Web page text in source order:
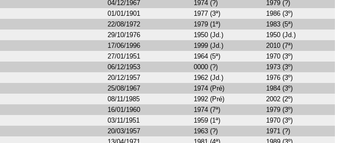
04/12/1967 1974 (?)
1979 (?)
01/01/1901 1977 (3ª)
1986 (3º)
22/08/1972 1979 (1ª)
1983 (5ª)
29/10/1976 1950 (Jd.)
1950 (Jd.)
17/06/1996 1999 (Jd.)
2010 (7ª)
27/01/1951 1964 (5ª)
1970 (3º)
06/12/1953 0000 (?)
1973 (3º)
20/12/1957 1962 (Jd.)
1976 (3º)
25/08/1967 1974 (Pré)
1984 (3º)
08/11/1985 1992 (Pré)
2002 (2º)
16/01/1960 1974 (7ª)
1979 (3º)
03/11/1951 1959 (1ª)
1970 (3º)
20/03/1957 1963 (?)
1971 (?)